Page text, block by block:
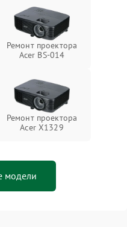
Ремонт проектора
Acer BS-014
Ремонт проектора
Acer X1329
модели